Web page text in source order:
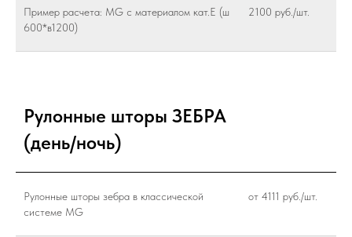
Пример расчета: MG с материалом кат.Е (ш
600*в1200)
2100 руб./шт.
Рулонные шторы ЗЕБРА
(день/ночь)
Рулонные шторы зебра в классической
системе MG
от 4111 руб./шт.